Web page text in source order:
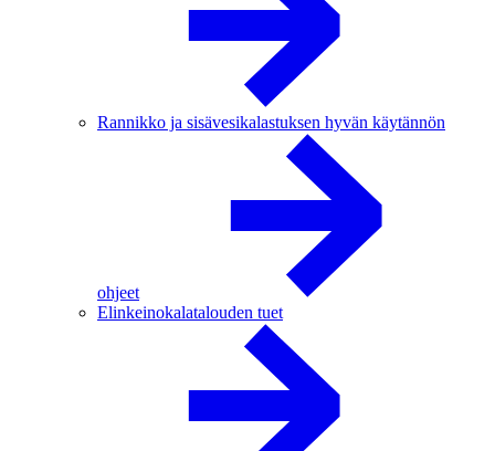
Rannikko ja sisävesikalastuksen hyvän käytännön
ohjeet
Elinkeinokalatalouden tuet